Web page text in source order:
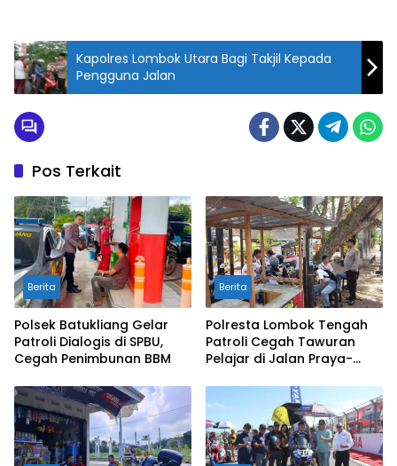
Kapolres Lombok Utara Bagi Takjil Kepada
Pengguna Jalan
Pos Terkait
Berita
Polsek Batukliang Gelar
Patroli Dialogis di SPBU,
Cegah Penimbunan BBM
Berita
Polresta Lombok Tengah
Patroli Cegah Tawuran
Pelajar di Jalan Praya-